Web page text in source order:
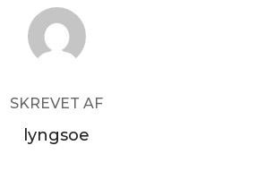
FORFATTER
SKREVET AF
lyngsoe